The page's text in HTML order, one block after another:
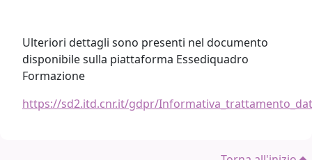
Ulteriori dettagli sono presenti nel documento
disponibile sulla piattaforma Essediquadro
Formazione
https://sd2.itd.cnr.it/gdpr/